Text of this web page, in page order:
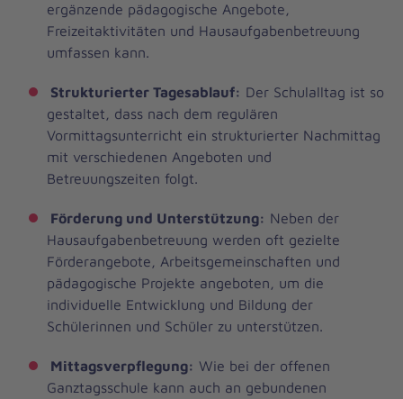
ergänzende pädagogische Angebote,
Freizeitaktivitäten und Hausaufgabenbetreuung
umfassen kann.
Strukturierter Tagesablauf: Der Schulalltag ist so
gestaltet, dass nach dem regulären
Vormittagsunterricht ein strukturierter Nachmittag
mit verschiedenen Angeboten und
Betreuungszeiten folgt.
Förderung und Unterstützung: Neben der
Hausaufgabenbetreuung werden oft gezielte
Förderangebote, Arbeitsgemeinschaften und
pädagogische Projekte angeboten, um die
individuelle Entwicklung und Bildung der
Schülerinnen und Schüler zu unterstützen.
Mittagsverpflegung: Wie bei der offenen
Ganztagsschule kann auch an gebundenen